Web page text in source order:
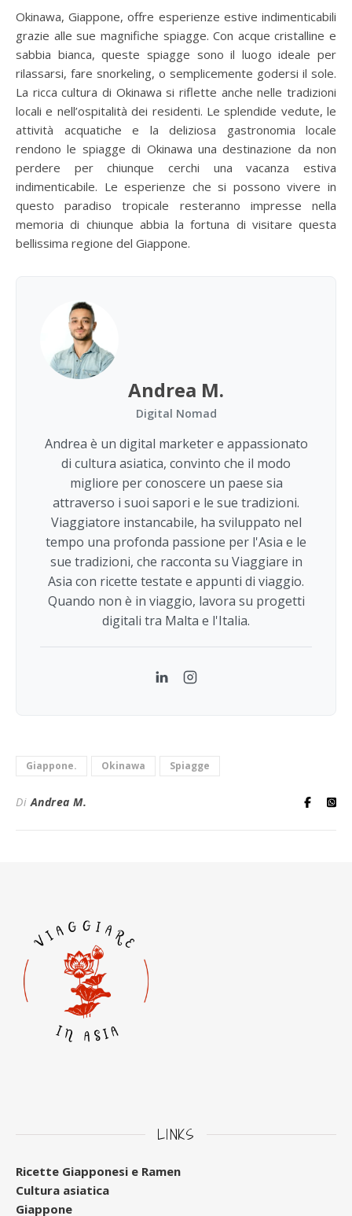
Okinawa, Giappone, offre esperienze estive indimenticabili
grazie alle sue magnifiche spiagge. Con acque cristalline e
sabbia bianca, queste spiagge sono il luogo ideale per
rilassarsi, fare snorkeling, o semplicemente godersi il sole.
La ricca cultura di Okinawa si riflette anche nelle tradizioni
locali e nell’ospitalità dei residenti. Le splendide vedute, le
attività acquatiche e la deliziosa gastronomia locale
rendono le spiagge di Okinawa una destinazione da non
perdere per chiunque cerchi una vacanza estiva
indimenticabile. Le esperienze che si possono vivere in
questo paradiso tropicale resteranno impresse nella
memoria di chiunque abbia la fortuna di visitare questa
bellissima regione del Giappone.
Andrea M.
Digital Nomad
Andrea è un digital marketer e appassionato
di cultura asiatica, convinto che il modo
migliore per conoscere un paese sia
attraverso i suoi sapori e le sue tradizioni.
Viaggiatore instancabile, ha sviluppato nel
tempo una profonda passione per l'Asia e le
sue tradizioni, che racconta su Viaggiare in
Asia con ricette testate e appunti di viaggio.
Quando non è in viaggio, lavora su progetti
digitali tra Malta e l'Italia.
LinkedInInstagram
Giappone. Okinawa Spiagge
DiAndrea M.
LINKS
Ricette Giapponesi e Ramen
Cultura asiatica
Giappone